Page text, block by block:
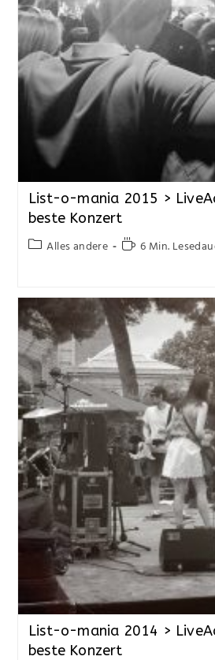
List-o-mania 2015 >
beste Konzert
Alles andere 6 Min.
List-o-mania 2014 >
beste Konzert